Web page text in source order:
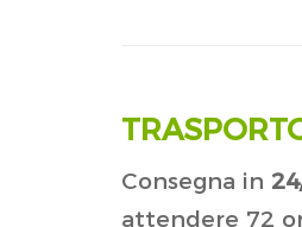
Consegna in
attendere 72